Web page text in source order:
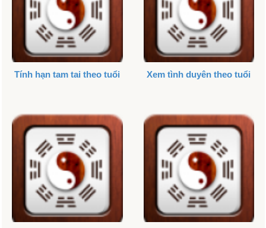
Tính hạn tam tai theo tuổi Xem tình duyên theo tuổi